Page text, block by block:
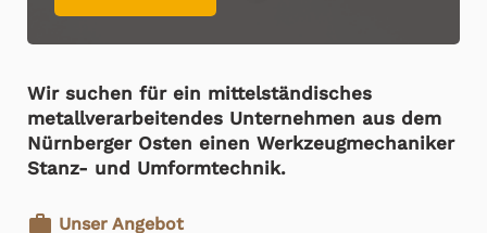
Wir suchen für ein mittelständisches
metallverarbeitendes Unternehmen aus dem
Nürnberger Osten einen Werkzeugmechaniker
Stanz- und Umformtechnik.
work Unser Angebot